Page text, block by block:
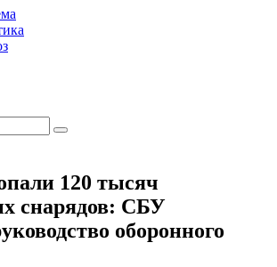
120 тысяч
снарядов: СБУ
оборонного